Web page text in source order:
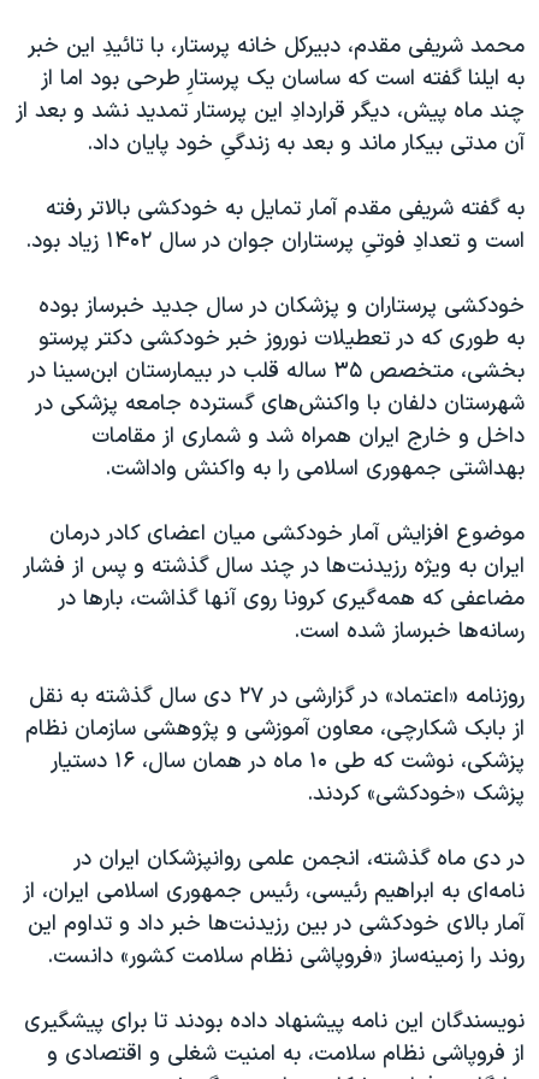
نرگس محمدی برنده جایزه نوبل صلح
همایش محافظه‌کاران آمریکا «سی‌پک»
صفحه‌های ویژه
محمد شریفی مقدم، دبیرکل خانه پرستار، با تائیدِ این خبر
به ایلنا گفته است که ساسان یک پرستارِ طرحی بود اما از
چند ماه پیش، دیگر قراردادِ این پرستار تمدید نشد و بعد از
آن مدتی بیکار ماند و بعد به زندگیِ خود پایان داد.
به گفته شریفی مقدم آمار تمایل به خودکشی بالاتر رفته
است و تعدادِ فوتیِ پرستاران جوان در سال ۱۴۰۲ زیاد بود.
خودکشی پرستاران و پزشکان در سال جدید خبرساز بوده
به طوری که در تعطیلات نوروز خبر خودکشی دکتر پرستو
بخشی، متخصص ۳۵ ساله قلب در بیمارستان ابن‌سینا در
شهرستان دلفان با واکنش‌های گسترده جامعه پزشکی در
داخل و خارج ایران همراه شد و شماری از مقامات
بهداشتی جمهوری اسلامی را به واکنش واداشت.
موضوع افزایش آمار خودکشی میان اعضای کادر درمان
ایران به ویژه رزیدنت‌ها در‌ چند سال گذشته و پس از فشار
مضاعفی که همه‌گیری کرونا روی آنها گذاشت، بارها در
رسانه‌ها خبرساز شده است.
روزنامه «اعتماد» در گزارشی در ۲۷ دی سال گذشته به نقل
از بابک شکارچی، معاون آموزشی و پژوهشی سازمان نظام
پزشکی، نوشت که طی ۱۰ ماه در همان سال، ۱۶ دستیار
پزشک «خودکشی» کردند.
در دی‌ ماه گذشته، انجمن علمی روانپزشکان ایران در
نامه‌ای به ابراهیم رئیسی، رئیس جمهوری اسلامی ایران، از
آمار بالای خودکشی در بین رزیدنت‌ها خبر داد و تداوم این
روند را زمینه‌ساز «فروپاشی نظام سلامت کشور» دانست.
نویسندگان این نامه پیشنهاد داده‌ بودند تا برای پیشگیری
از فروپاشی نظام سلامت، به امنیت شغلی و اقتصادی و